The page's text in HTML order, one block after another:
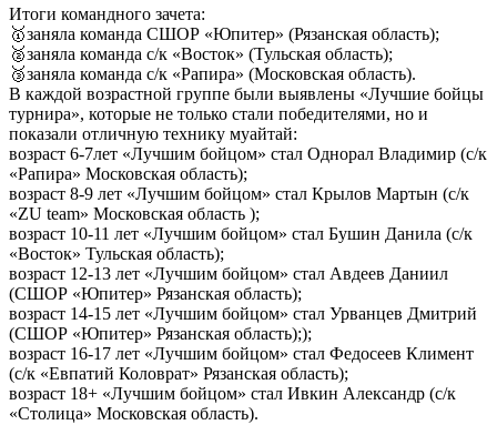
Итоги командного зачета:
🥇заняла команда СШОР «Юпитер» (Рязанская область);
🥈заняла команда с/к «Восток» (Тульская область);
🥉заняла команда с/к «Рапира» (Московская область).
В каждой возрастной группе были выявлены «Лучшие бойцы
турнира», которые не только стали победителями, но и
показали отличную технику муайтай:
возраст 6-7лет «Лучшим бойцом» стал Однорал Владимир (с/к
«Рапира» Московская область);
возраст 8-9 лет «Лучшим бойцом» стал Крылов Мартын (с/к
«ZU team» Московская область );
возраст 10-11 лет «Лучшим бойцом» стал Бушин Данила (с/к
«Восток» Тульская область);
возраст 12-13 лет «Лучшим бойцом» стал Авдеев Даниил
(СШОР «Юпитер» Рязанская область);
возраст 14-15 лет «Лучшим бойцом» стал Урванцев Дмитрий
(СШОР «Юпитер» Рязанская область););
возраст 16-17 лет «Лучшим бойцом» стал Федосеев Климент
(с/к «Евпатий Коловрат» Рязанская область);
возраст 18+ «Лучшим бойцом» стал Ивкин Александр (с/к
«Столица» Московская область).